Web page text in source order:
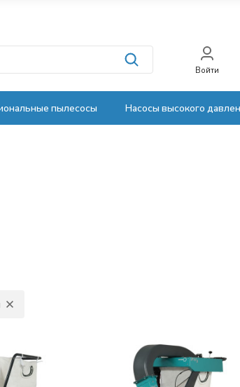
Войти
пылесосы Насосы высокого